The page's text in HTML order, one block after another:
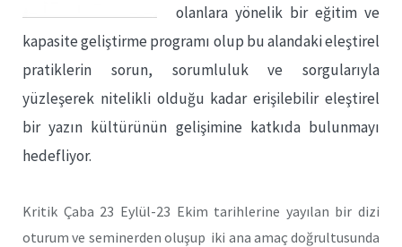
olanlara yönelik bir eğitim ve
kapasite geliştirme programı olup bu alandaki eleştirel
pratiklerin sorun, sorumluluk ve sorgularıyla
yüzleşerek nitelikli olduğu kadar erişilebilir eleştirel
bir yazın kültürünün gelişimine katkıda bulunmayı
hedefliyor.
Kritik Çaba 23 Eylül-23 Ekim tarihlerine yayılan bir dizi
oturum ve seminerden oluşup iki ana amaç doğrultusunda